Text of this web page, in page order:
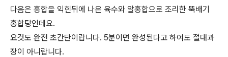
다음은 홍합을 익힌뒤에 나온 육수와 알홍합으로 조리한 뚝배기
홍합탕인데요.
요것도 완전 초간단이랍니다. 5분이면 완성된다고 하여도 절대과
장이 아니랍니다.